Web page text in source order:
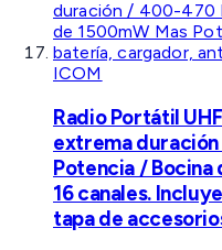
ICOM
Radio Portátil
extrema
Potencia / Bocina
16 canales.
tapa de